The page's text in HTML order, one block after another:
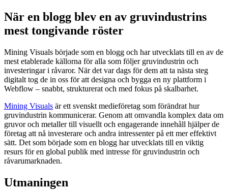
När en blogg blev en av gruvindustrins
mest tongivande röster
Mining Visuals började som en blogg och har utvecklats till en av de
mest etablerade källorna för alla som följer gruvindustrin och
investeringar i råvaror. När det var dags för dem att ta nästa steg
digitalt tog de in oss för att designa och bygga en ny plattform i
Webflow – snabbt, strukturerat och med fokus på skalbarhet.
Mining Visuals är ett svenskt medieföretag som förändrat hur
gruvindustrin kommunicerar. Genom att omvandla komplex data om
gruvor och metaller till visuellt och engagerande innehåll hjälper de
företag att nå investerare och andra intressenter på ett mer effektivt
sätt. Det som började som en blogg har utvecklats till en viktig
resurs för en global publik med intresse för gruvindustrin och
råvarumarknaden.
Utmaningen